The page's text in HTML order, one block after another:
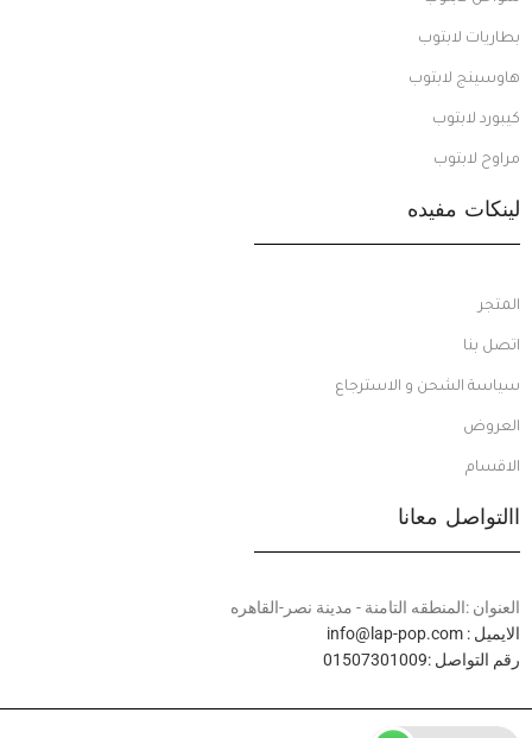
بطاريات لابتوب
هاوسينج لابتوب
كيبورد لابتوب
مراوح لابتوب
لينكات مفيده
المتجر
اتصل بنا
سياسة الشحن و الاسترجاع
العروض
الاقسام
االتواصل معانا
العنوان :المنطقه التامنة - مدينة نصر-القاهره
الايميل : info@lap-pop.com
رقم التواصل :01507301009